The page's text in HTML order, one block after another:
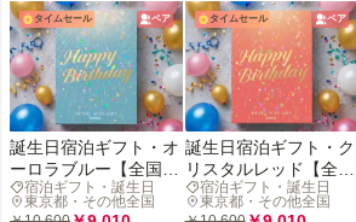
タイムセール ペア
誕生日宿泊ギフト・オ
ーロラブルー【全国約
18,000施設から選べ
る】
宿泊ギフト・誕生日
東京都・その他全国
タイムセール ペア
誕生日宿泊ギフト・ク
リスタルレッド【全国
約18,000施設から選べ
る】
宿泊ギフト・誕生日
東京都・その他全国